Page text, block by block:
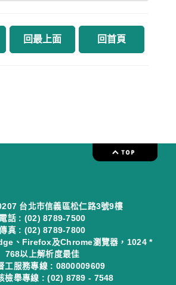
回最上面 回首頁
台北市信義區松仁路3號9樓
電話 : (02) 8789-7500
真 : (02) 8789-7800
、Firefox及Chrome瀏覽器，1024 *
768以上解析度最佳
工服務專線 : 0800009609
檢舉專線 : (02) 8789 - 7548